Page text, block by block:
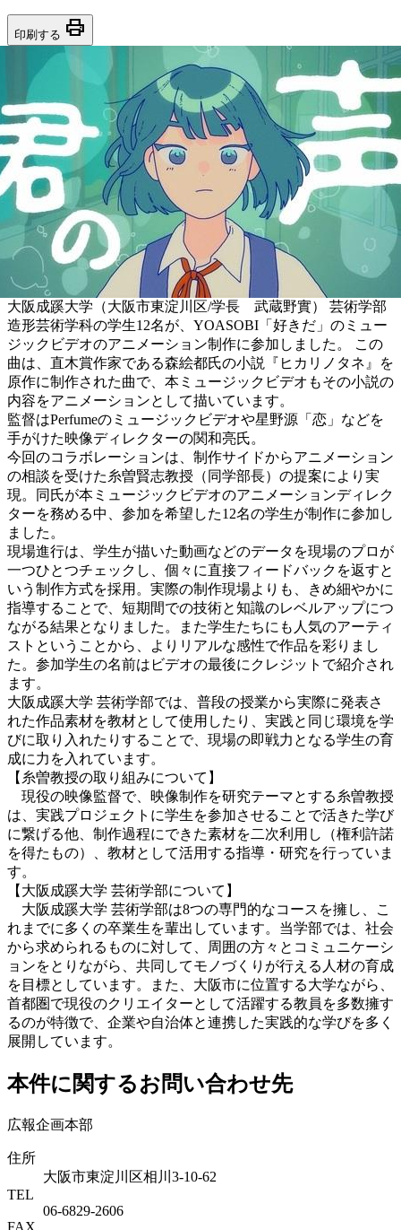
印刷する print
大阪成蹊大学（大阪市東淀川区/学長 武蔵野實） 芸術学部
造形芸術学科の学生12名が、YOASOBI「好きだ」のミュー
ジックビデオのアニメーション制作に参加しました。 この
曲は、直木賞作家である森絵都氏の小説『ヒカリノタネ』を
原作に制作された曲で、本ミュージックビデオもその小説の
内容をアニメーションとして描いています。
監督はPerfumeのミュージックビデオや星野源「恋」などを
手がけた映像ディレクターの関和亮氏。
今回のコラボレーションは、制作サイドからアニメーション
の相談を受けた糸曽賢志教授（同学部長）の提案により実
現。同氏が本ミュージックビデオのアニメーションディレク
ターを務める中、参加を希望した12名の学生が制作に参加し
ました。
現場進行は、学生が描いた動画などのデータを現場のプロが
一つひとつチェックし、個々に直接フィードバックを返すと
いう制作方式を採用。実際の制作現場よりも、きめ細やかに
指導することで、短期間での技術と知識のレベルアップにつ
ながる結果となりました。また学生たちにも人気のアーティ
ストということから、よりリアルな感性で作品を彩りまし
た。参加学生の名前はビデオの最後にクレジットで紹介され
ます。
大阪成蹊大学 芸術学部では、普段の授業から実際に発表さ
れた作品素材を教材として使用したり、実践と同じ環境を学
びに取り入れたりすることで、現場の即戦力となる学生の育
成に力を入れています。
【糸曽教授の取り組みについて】
現役の映像監督で、映像制作を研究テーマとする糸曽教授
は、実践プロジェクトに学生を参加させることで活きた学び
に繋げる他、制作過程にできた素材を二次利用し（権利許諾
を得たもの）、教材として活用する指導・研究を行っていま
す。
【大阪成蹊大学 芸術学部について】
大阪成蹊大学 芸術学部は8つの専門的なコースを擁し、こ
れまでに多くの卒業生を輩出しています。当学部では、社会
から求められるものに対して、周囲の方々とコミュニケーシ
ョンをとりながら、共同してモノづくりが行える人材の育成
を目標としています。また、大阪市に位置する大学ながら、
首都圏で現役のクリエイターとして活躍する教員を多数擁す
るのが特徴で、企業や自治体と連携した実践的な学びを多く
展開しています。
本件に関するお問い合わせ先
広報企画本部
住所
大阪市東淀川区相川3-10-62
TEL
06-6829-2606
FAX